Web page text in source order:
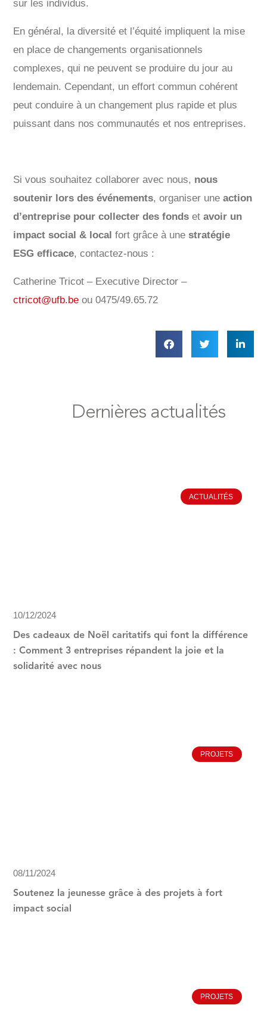
sur les individus.
En général, la diversité et l’équité impliquent la mise
en place de changements organisationnels
complexes, qui ne peuvent se produire du jour au
lendemain. Cependant, un effort commun cohérent
peut conduire à un changement plus rapide et plus
puissant dans nos communautés et nos entreprises.
Si vous souhaitez collaborer avec nous, nous
soutenir lors des événements, organiser uneaction
d’entreprise pour collecter des fonds etavoir un
impact social & local fort grâce à unestratégie
ESG efficace, contactez-nous :
Catherine Tricot – Executive Director –
ctricot@ufb.be ou 0475/49.65.72
Dernières actualités
ACTUALITÉS
Des cadeaux de Noël caritatifs qui font la différence
: Comment 3 entreprises répandent la joie et la
solidarité avec nous
10/12/2024
PROJETS
Soutenez la jeunesse grâce à des projets à fort
impact social
08/11/2024
PROJETS